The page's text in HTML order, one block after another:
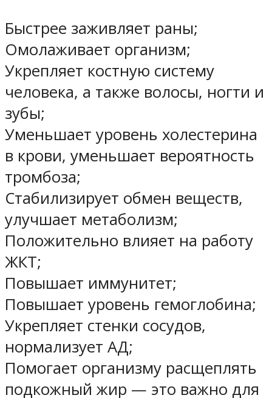
Быстрее заживляет раны;
Омолаживает организм;
Укрепляет костную систему
человека, а также волосы, ногти и
зубы;
Уменьшает уровень холестерина
в крови, уменьшает вероятность
тромбоза;
Стабилизирует обмен веществ,
улучшает метаболизм;
Положительно влияет на работу
ЖКТ;
Повышает иммунитет;
Повышает уровень гемоглобина;
Укрепляет стенки сосудов,
нормализует АД;
Помогает организму расщеплять
подкожный жир — это важно для